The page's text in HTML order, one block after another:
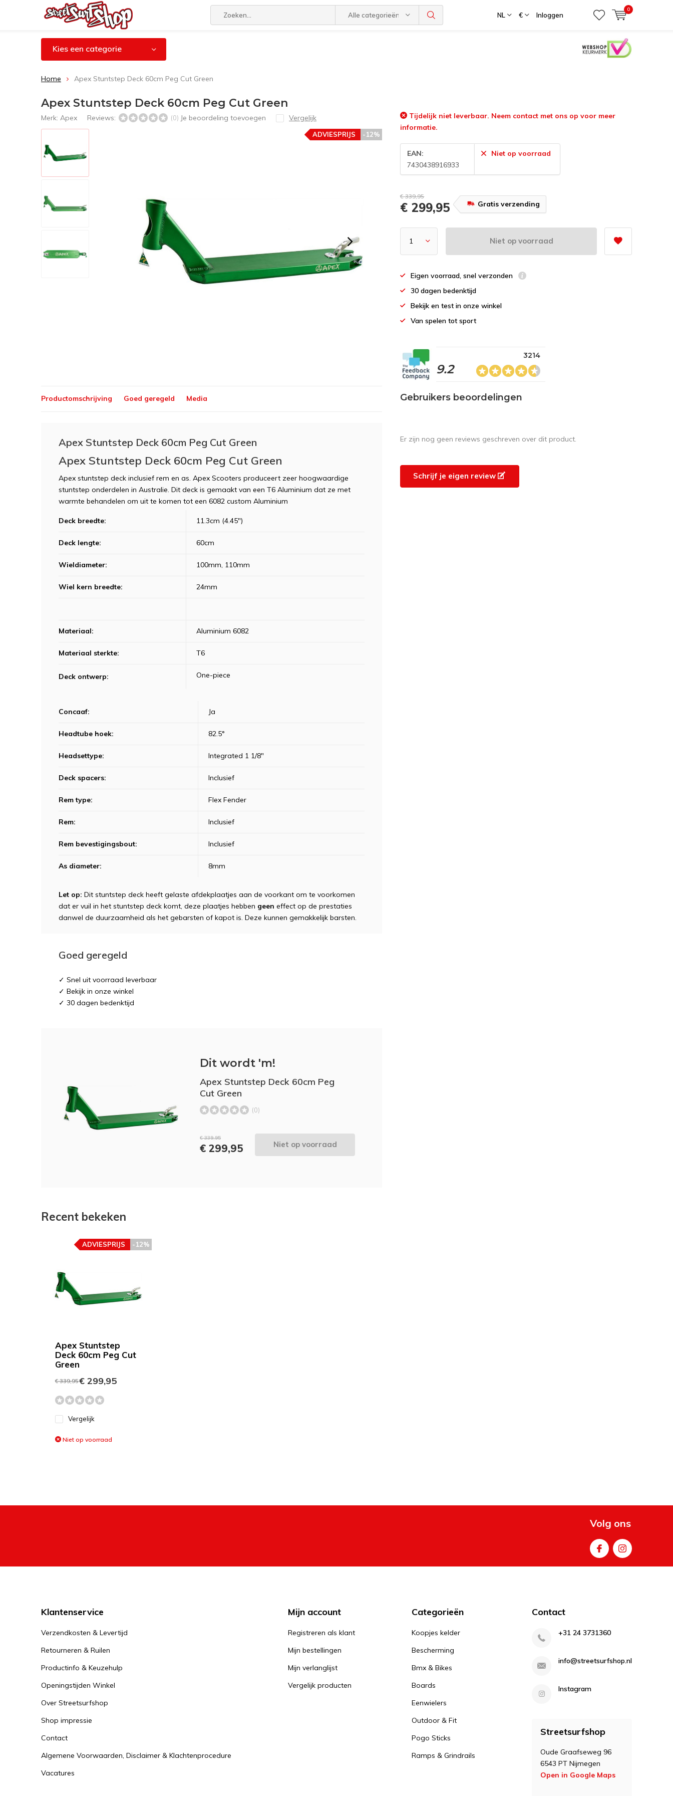
Alle categorieën NL € Inloggen
0
Kies een categorie
Home Apex Stuntstep Deck 60cm Peg Cut Green
Apex Stuntstep Deck 60cm Peg Cut Green
Merk: Apex Reviews: (0) Je beoordeling toevoegen Vergelijk
-12%
ADVIESPRIJS
Tijdelijk niet leverbaar. Neem contact met ons op voor meer
informatie.
EAN:
7430438916933
Niet op voorraad
€ 339,95
€ 299,95 Gratis verzending
Niet op voorraad
Eigen voorraad, snel verzonden
30 dagen bedenktijd
Bekijk en test in onze winkel
Van spelen tot sport
9.2
3214
Productomschrijving Goed geregeld Media
Apex Stuntstep Deck 60cm Peg Cut Green
Apex Stuntstep Deck 60cm Peg Cut Green
Apex stuntstep deck inclusief rem en as. Apex Scooters produceert zeer hoogwaardige
stuntstep onderdelen in Australie. Dit deck is gemaakt van een T6 Aluminium dat ze met
warmte behandelen om uit te komen tot een 6082 custom Aluminium
Deck breedte: 11.3cm (4.45")
Deck lengte: 60cm
Wieldiameter: 100mm, 110mm
Wiel kern breedte: 24mm
Materiaal: Aluminium 6082
Materiaal sterkte: T6
Deck ontwerp: One-piece
Concaaf: Ja
Headtube hoek: 82.5°
Headsettype: Integrated 1 1/8"
Deck spacers: Inclusief
Rem type: Flex Fender
Rem: Inclusief
Rem bevestigingsbout: Inclusief
As diameter: 8mm
Let op: Dit stuntstep deck heeft gelaste afdekplaatjes aan de voorkant om te voorkomen
dat er vuil in het stuntstep deck komt, deze plaatjes hebben geen effect op de prestaties
danwel de duurzaamheid als het gebarsten of kapot is. Deze kunnen gemakkelijk barsten.
Goed geregeld
✓ Snel uit voorraad leverbaar
✓ Bekijk in onze winkel
✓ 30 dagen bedenktijd
Dit wordt 'm!
Apex Stuntstep Deck 60cm Peg
Cut Green
(0)
€ 339,95
€ 299,95 Niet op voorraad
Gebruikers beoordelingen
Er zijn nog geen reviews geschreven over dit product.
Schrijf je eigen review
Recent bekeken
Apex Stuntstep
Deck 60cm Peg Cut
Green
-12%
ADVIESPRIJS
€ 339,95€ 299,95
Vergelijk
Niet op voorraad
Volg ons
Klantenservice
Verzendkosten & Levertijd
Retourneren & Ruilen
Productinfo & Keuzehulp
Openingstijden Winkel
Over Streetsurfshop
Shop impressie
Contact
Algemene Voorwaarden, Disclaimer & Klachtenprocedure
Vacatures
Mijn account
Registreren als klant
Mijn bestellingen
Mijn verlanglijst
Vergelijk producten
Categorieën
Koopjes kelder
Bescherming
Bmx & Bikes
Boards
Eenwielers
Outdoor & Fit
Pogo Sticks
Ramps & Grindrails
Contact
+31 24 3731360
info@streetsurfshop.nl
Instagram
Streetsurfshop
Oude Graafseweg 96
6543 PT Nijmegen
Open in Google Maps